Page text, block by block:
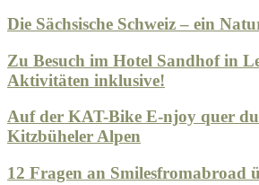
Die Sächsische Schweiz – ein
Zu Besuch im Hotel Sandhof in
Aktivitäten inklusive!
Auf der KAT-Bike E-njoy quer
Kitzbüheler Alpen
12 Fragen an Smilesfromabroad